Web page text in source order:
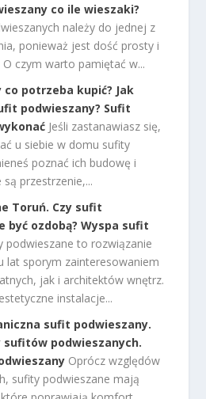
co ile wieszaki?
należy do jednej z
ponieważ jest dość prosty i
O czym warto pamiętać w...
potrzeba kupić? Jak
podwieszany? Sufit
Jeśli zastanawiasz się,
u siebie w domu sufity
poznać ich budowę i
przestrzenie,...
Toruń. Czy sufit
być ozdobą? Wyspa sufit
podwieszane to rozwiązanie
lat sporym zainteresowaniem
jak i architektów wnętrz.
instalacje...
sufit podwieszany.
podwieszanych.
Oprócz względów
sufity podwieszane mają